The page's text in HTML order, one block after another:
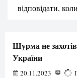
відповідати,
Шурма не
України
20.11.2023 940